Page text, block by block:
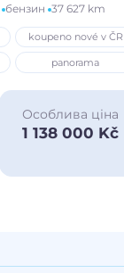
бензин 37 627 km
koupeno nové v ČR
panorama
Особлива ціна
1 138 000 Kč